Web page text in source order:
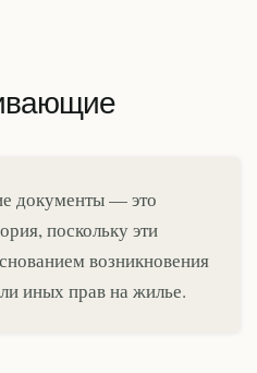
документы — это
поскольку эти
возникновения
иных прав на жилье.